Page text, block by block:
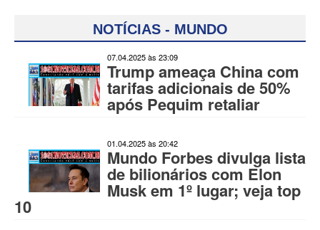
NOTÍCIAS - MUNDO
07.04.2025 às 23:09
Trump ameaça China com
tarifas adicionais de 50%
após Pequim retaliar
01.04.2025 às 20:42
Mundo Forbes divulga lista
de bilionários com Elon
Musk em 1º lugar; veja top
10